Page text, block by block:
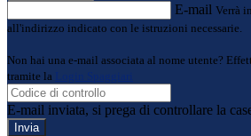
E-mail Verrà
all'indirizzo indicato con le istruzioni necessarie.
Non hai una e-mail associata al nome utente?
tramite la
Login Spaggiari
E-mail inviata, si prega di controllare la